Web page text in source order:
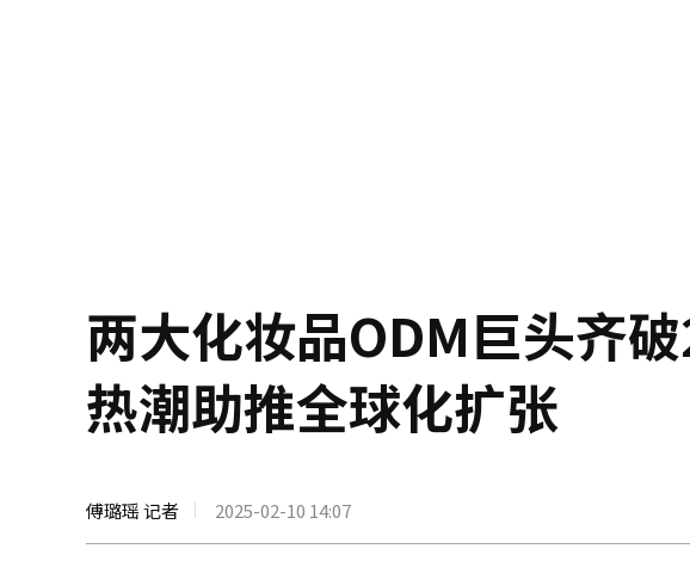
两大化妆品ODM巨头齐
热潮助推全球化扩张
傅璐瑶 记者 2025-02-10 14:07